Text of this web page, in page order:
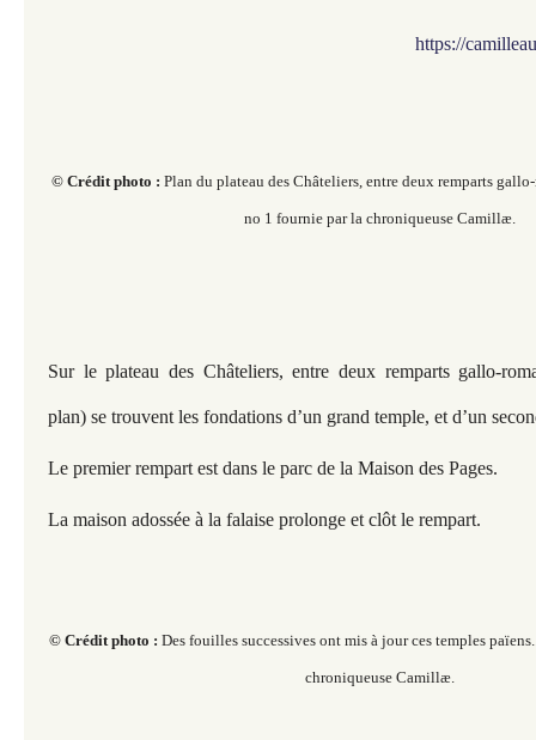
https://
© Crédit photo : Plan du plateau des Châteliers, entre deux remparts
no 1 fournie par la chroniqueuse Camillæ.
Sur le plateau des Châteliers, entre deux remparts gallo-
plan) se trouvent les fondations d’un grand temple, et d’un
Le premier rempart est dans le parc de la Maison des Pages.
La maison adossée à la falaise prolonge et clôt le rempart.
© Crédit photo : Des fouilles successives ont mis à jour ces temples
chroniqueuse Camillæ.